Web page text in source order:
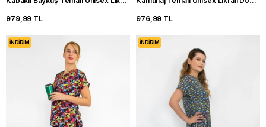
979,99 TL 976,99 TL
İNDIRIM İNDIRIM